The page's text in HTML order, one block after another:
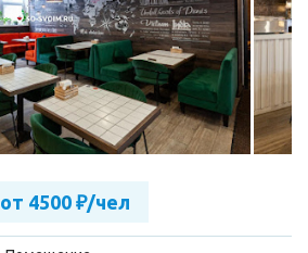
от 4500 ₽/чел